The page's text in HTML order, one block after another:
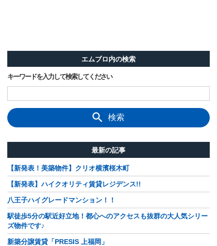
エムブロ内の検索
キーワードを入力して検索してください
検索
最新の記事
【新発表！美築物件】クリオ横濱桜木町
【新発表】ハイクオリティ賃貸レジデンス!!
八王子ハイグレードマンション！！
駅徒歩5分の駅近好立地！都心へのアクセスも抜群の大人気シリー
ズ物件です♪
新築分譲賃貸「PRESIS 上福岡」